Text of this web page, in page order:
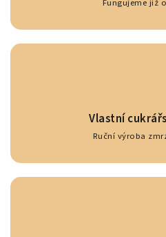
Fungujeme již
Vlastní
Ruční výroba